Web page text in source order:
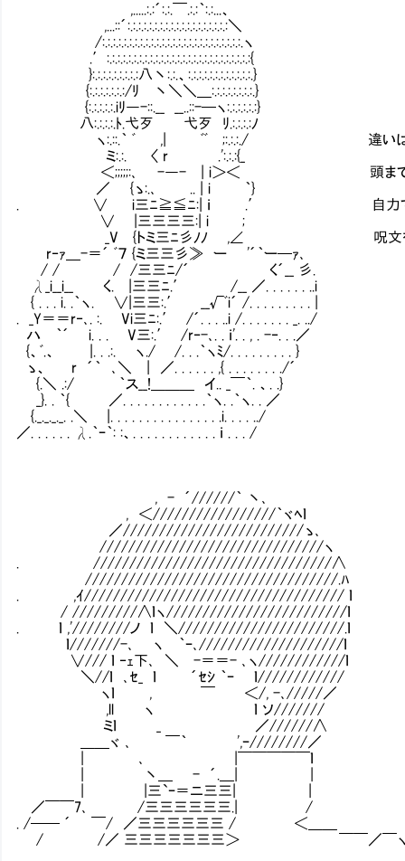
,.....:.:´:.:.￣.:.:｀:.:...、
,...::´:.:.:.:.:.:.:.:.:.:.:.:.:.:.:.:.:.:.:＼
/:.:.:.:.:.:.:.:.:.:.:.:.:.:.:.:.:.:.:.:.:.:.:.:.:.:.ヽ
.′:.:.:.:.:.:.:.:.:.:.:.:.:.:.:.:.:.:.:.:.:.:.:.:.:.:.:{
}:.:.:.:.:.:.:.:.:八丶:.:.、:.:.:.:.:.:.:.:.:.:.:.:.}
{:.:.:.:.:.:.:/ﾘ 丶＼＼＿:.:.:.:.:.:.:.:.}
{:.:.:.:.:.iﾘ―-::.__ __..::-─ヽ:.:.:.:.:.:}
八:.:.:.:.ﾄ.弋歹 弋歹 ﾘ.:.:.:.:ﾉ
ヽ:.::.｀ ﾞ ,| ﾞﾞ ;:.:.:./ 違いは見た目以外は
ミ:.:. 〈 r .':.:.:{_
＜;;;;;:､ -―- | i＞＜ 頭まで動物になっちゃい
／ {ゝ:.､ .. | i ｀}
. ∨ i三ﾆ≧≦ﾆ:| ｉ .′ 自力では変身を解けなく
∨ |三三三三:| i ;
_V {トミ三ﾆ彡ﾉﾉ ,∠ 呪文を工夫しな
r‐ｧ＿-＝´ ﾞ７ {ミ三三彡≫ ー '´｀ー─ｧ､
/ / / /三三ﾆ/´ く´__ 彡.
λ_i__i__ く. |三三ﾆ.′ /__ ／. . . . . . ..i
{ . . . i. .｀ヽ. ∨|三三:.′ __√ﾞi´ /. . . . . . . . . |
. _Y＝＝r‐､. :. Vi三ﾆ:.′ /´. . . ..i /. . . . . . . _. ../
ハ ｀´ i. . . V三:.′ /r‐-､. . ｉ'. . , . -‐. . .／
{、ﾞ.、 |. . .:. ヽ./ /. . .｀ヽﾐ/. . . . . . . . . }
ゝ、 r ´｀ ､＼ | ／. . . . . . ,{ . . . . . . . ./´
{.＼ .:/ ｀ス__!＿＿＿ イ.. _￣｀. 、. .}
_}. . ｀{ ／. . . . . . . . . . . .｀ヽ. .｀ヽ. . ／
{._._._._. .＼ |. . . . . . . . . . . . . . . .i. . . . ../
／. . . . . . λ.｀ｰ｀: :、. . . . . . . . . . . . ｉ . . . /
, - ´//////｀ 丶､
, ＜/////////////////｀ヾﾍｌ
／/////////////////////////ゝ､
///////////////////////////////ヽ
. /////////////////////////////////∧
///////////////////////////////////.ﾊ
. ,ｲ//////////////////////////////////// ｌ
/ /////////∧ｌヽ/////////////////////////ｌ
. ｌ ,'////////ノ ｌ ＼///////////////////////.ｌ
ｌ///////-､ ヽ ｀ｰ､////////////////////ｌ
∨/// ｌ ‐ｪ下､ ＼ -＝＝- ､ヽ////////////ｌ
＼//ｌ ､ｾ_ ｌ ´ｾｼ ｀ｰ ｌ////////////
ヽｌ , ￣ ＜/, -､/////／
,ll ヽ ｌ ソ///////
ミｌ _ ／//////∧
＿＿ヾ ､ ￣｀ ',ｰ////////／ 対して動物もど
| ､ |￣￣￣￣￣ｌ
| 丶＿ - ´.＿| | 思考回路は人間のま
| |三`ｰ＝ニ三三| |
／￣￣7､ /三三三三三三.| / 些細な
. /── ´ ￣/ ／三三三三三三 / ＜＿＿
/ /／ 三三三三三三三＞ ￣￣／￣